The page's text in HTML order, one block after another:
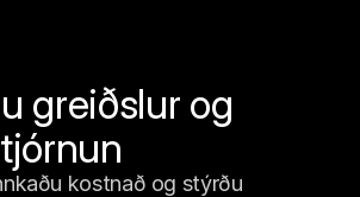
greiðslur og
kostnað og stýrðu